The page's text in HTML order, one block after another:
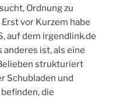
Ordnung zu
vor Kurzem habe
auf dem irgendlink.de
ist, als eine
strukturiert
Schubladen und
die